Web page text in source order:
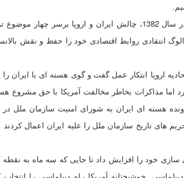
موسویان گفت: از ابتدای انقلاب تا بحران هسته ای در سال 1382، چالش
انتقادی روابط اقتصادی خود را حفظ و نقش
داد: با آغاز بحران هسته ای درسال 1382، اتحادیه اروپا ابتکار عمل گفت و گوی
اما مذاکرات بخاطر مخالفت آمریکا با حق مشروع
های تاریخ سازمان ملل را علیه ایران اعمال کردند
خود را افزایش داد تا جایی که سه ماه به